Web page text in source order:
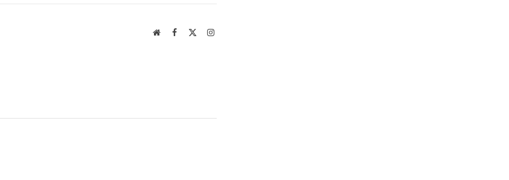
WebsiteFacebook Instagram